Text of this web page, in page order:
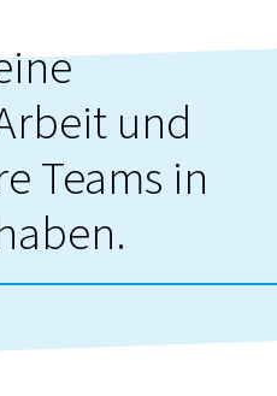
und
Teams in